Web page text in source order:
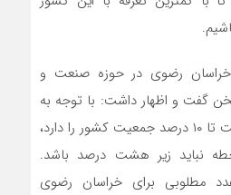
خراسان رضوی در حوزه صنعت و
گفت و اظهار داشت: با توجه به
اینکه خراسان رضوی هشت تا ۱۰ درصد جمعیت کشور را دارد،
نباید زیر هشت درصد باشد.
اقتصادی ۱.۴ عدد مطلوبی برای خراسان رضوی